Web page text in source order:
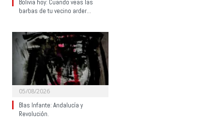
Bolivia hoy: Cuando veas las
barbas de tu vecino arder…
05/08/2026
Blas Infante: Andalucía y
Revolución.